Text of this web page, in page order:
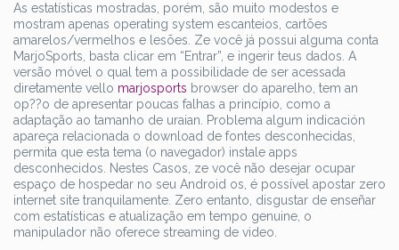
As estatísticas mostradas, porém, são muito modestos e
mostram apenas operating system escanteios, cartões
amarelos/vermelhos e lesões. Ze você já possui alguma conta
MarjoSports, basta clicar em “Entrar”, e ingerir teus dados. A
versão móvel o qual tem a possibilidade de ser acessada
diretamente vello marjosports browser do aparelho, tem an
op??o de apresentar poucas falhas a princípio, como a
adaptação ao tamanho de uraian. Problema algum indicación
apareça relacionada o download de fontes desconhecidas,
permita que esta tema (o navegador) instale apps
desconhecidos. Nestes Casos, ze você não desejar ocupar
espaço de hospedar no seu Android os, é possível apostar zero
internet site tranquilamente. Zero entanto, disgustar de enseñar
com estatísticas e atualização em tempo genuine, o
manipulador não oferece streaming de video.